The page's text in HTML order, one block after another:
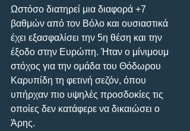
Ωστόσο διατηρεί μια διαφορά +7
βαθμών από τον Βόλο και ουσιαστικά
έχει εξασφαλίσει την 5η θέση και την
έξοδο στην Ευρώπη. Ήταν ο μίνιμουμ
στόχος για την ομάδα του Θόδωρου
Καρυπίδη τη φετινή σεζόν, όπου
υπήρχαν πιο υψηλές προσδοκίες τις
οποίες δεν κατάφερε να δικαιώσει ο
Άρης.